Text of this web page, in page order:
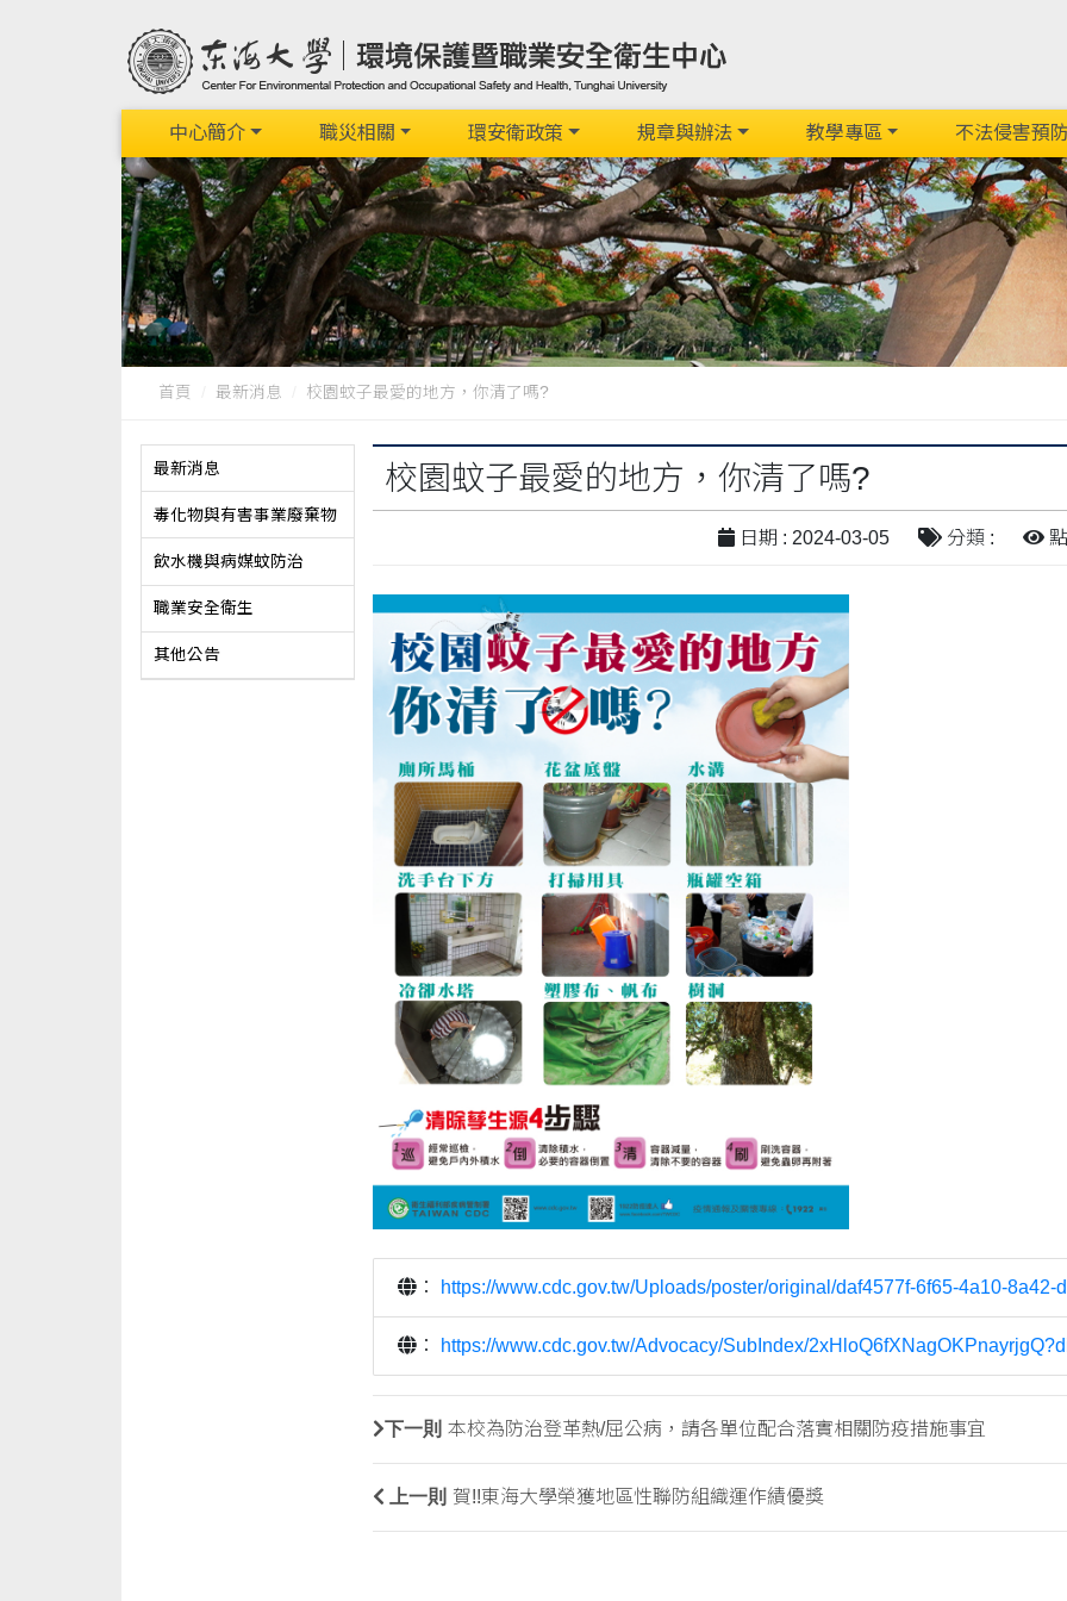
中心簡介 職災相關 環安衛政策 規章與辦法 教學專區 不法侵害預
首頁 最新消息 校園蚊子最愛的地方，你清了嗎?
最新消息
毒化物與有害事業廢棄物
飲水機與病媒蚊防治
職業安全衛生
其他公告
校園蚊子最愛的地方，你清了嗎?
日期 : 2024-03-05 分類 :
： https://www.cdc.gov.tw/Uploads/poster/original/daf4577f-6f65-4a10-8a42-
： https://www.cdc.gov.tw/Advocacy/SubIndex/
下一則 本校為防治登革熱/屈公病，請各單位配合落實相關防疫措施事宜
上一則 賀!!東海大學榮獲地區性聯防組織運作績優獎